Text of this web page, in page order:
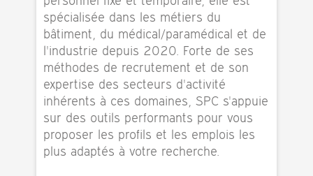
spécialisée dans les métiers du
bâtiment, du médical/paramédical et de
l'industrie depuis 2020. Forte de ses
méthodes de recrutement et de son
expertise des secteurs d'activité
inhérents à ces domaines, SPC s'appuie
sur des outils performants pour vous
proposer les profils et les emplois les
plus adaptés à votre recherche.